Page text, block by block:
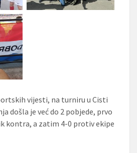
vijesti, na turniru u Cisti
došla je već do 2 pobjede, prvo
kontra, a zatim 4-0 protiv ekipe